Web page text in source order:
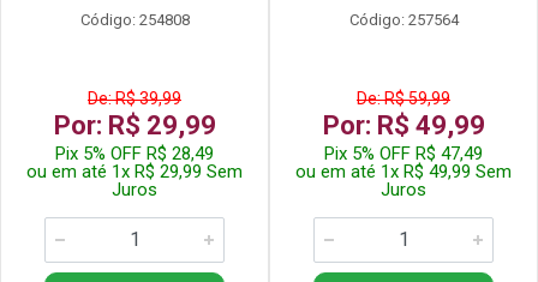
Código: 254808
De: R$ 39,99
Por: R$ 29,99
Pix 5% OFF R$ 28,49
ou em até 1x R$ 29,99 Sem
Juros
Código: 257564
De: R$ 59,99
Por: R$ 49,99
Pix 5% OFF R$ 47,49
ou em até 1x R$ 49,99 Sem
Juros